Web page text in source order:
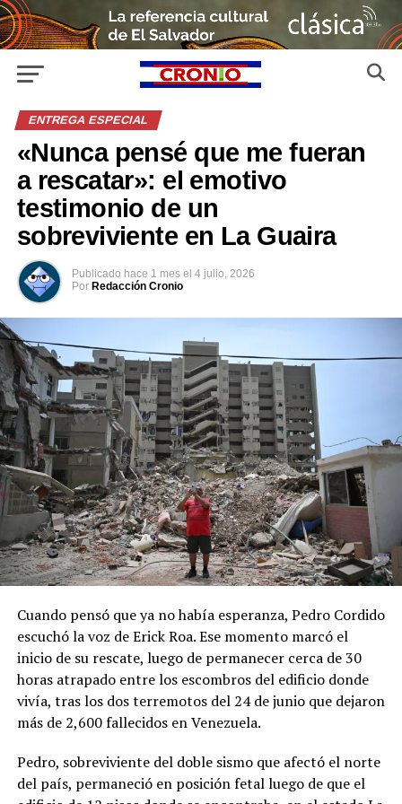
ENTREGA ESPECIAL
«Nunca pensé que me fueran
a rescatar»: el emotivo
testimonio de un
sobreviviente en La Guaira
Publicado hace 1 mes el 4 julio, 2026
Por Redacción Cronio
Cuando pensó que ya no había esperanza, Pedro Cordido
escuchó la voz de Erick Roa. Ese momento marcó el
inicio de su rescate, luego de permanecer cerca de 30
horas atrapado entre los escombros del edificio donde
vivía, tras los dos terremotos del 24 de junio que dejaron
más de 2,600 fallecidos en Venezuela.
Pedro, sobreviviente del doble sismo que afectó el norte
del país, permaneció en posición fetal luego de que el